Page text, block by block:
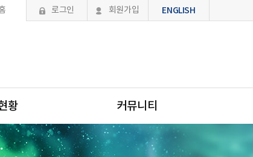
로그인 회원가입 ENGLISH
황 커뮤니티